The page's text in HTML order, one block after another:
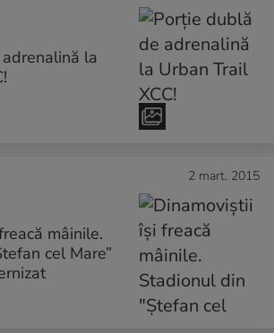
la
2 mart. 2015
mâinile.
cel Mare”